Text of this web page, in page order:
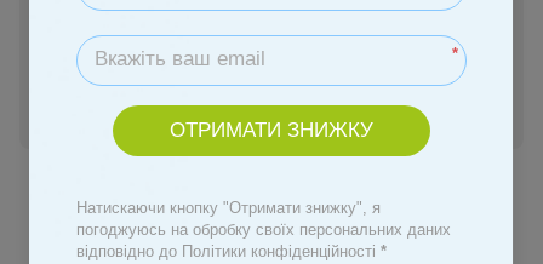
Повідомити, коли з'явиться
Увійтидля відображення персональної знижки
*
ОТРИМАТИ ЗНИЖКУ
Натискаючи кнопку "Отримати знижку", я
погоджуюсь на обробку своїх персональних даних
відповідно до Політики конфіденційності *